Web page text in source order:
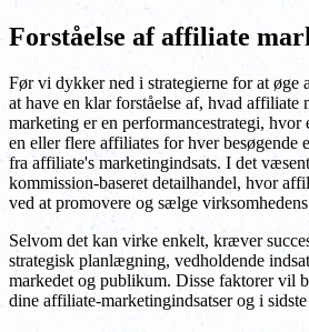
Forståelse af affiliate
Før vi dykker ned i strategierne for at øge
at have en klar forståelse af, hvad affiliate
marketing er en performancestrategi,
en eller flere affiliates for hver besøgende
fra affiliate's marketingindsats. I det
kommission-baseret detailhandel, hvor
ved at promovere og sælge
Selvom det kan virke enkelt, kræver
strategisk planlægning, vedholdende
markedet og publikum. Disse faktorer vil
dine affiliate-marketingindsatser og i